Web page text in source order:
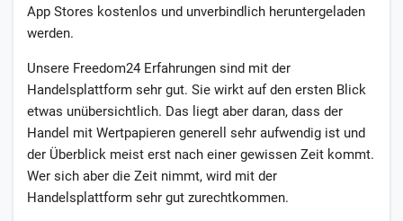
App Stores kostenlos und unverbindlich heruntergeladen
werden.
Unsere Freedom24 Erfahrungen sind mit der
Handelsplattform sehr gut. Sie wirkt auf den ersten Blick
etwas unübersichtlich. Das liegt aber daran, dass der
Handel mit Wertpapieren generell sehr aufwendig ist und
der Überblick meist erst nach einer gewissen Zeit kommt.
Wer sich aber die Zeit nimmt, wird mit der
Handelsplattform sehr gut zurechtkommen.